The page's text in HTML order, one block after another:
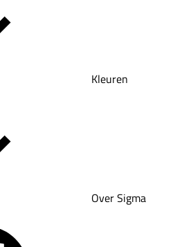
Kleuren
Over Sigma